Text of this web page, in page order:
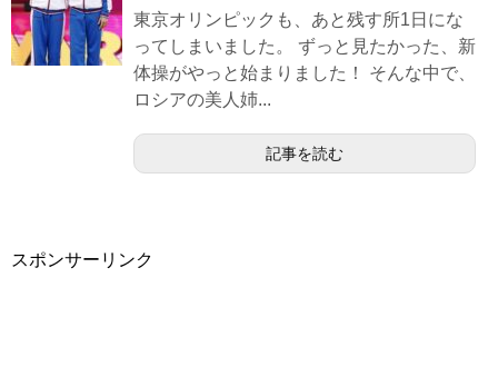
東京オリンピックも、あと残す所1日にな
ってしまいました。 ずっと見たかった、新
体操がやっと始まりました！ そんな中で、
ロシアの美人姉...
記事を読む
スポンサーリンク